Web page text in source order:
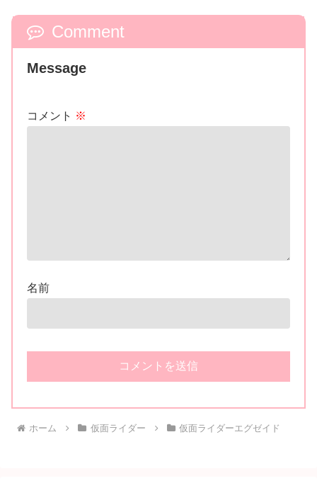
Comment
Message
コメント ※
名前
ホーム 仮面ライダー 仮面ライダーエグゼイド